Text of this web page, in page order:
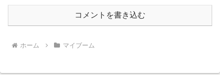
コメントを書き込む
ホーム マイブーム